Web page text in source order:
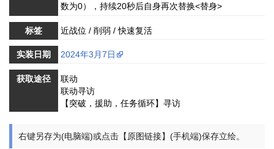
数为0），持续20秒后自身再次替换<替身>
标签 近战位 / 削弱 / 快速复活
实装日期 2024年3月7日
获取途径
联动
联动寻访
【突破，援助，任务循环】寻访
右键另存为(电脑端)或点击【原图链接】(手机端)保存立绘。